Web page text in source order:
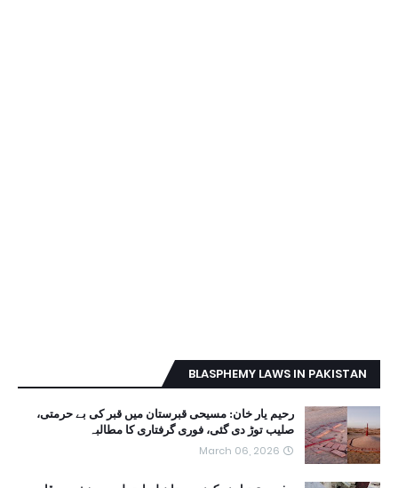
BLASPHEMY LAWS IN PAKISTAN
رحیم یار خان: مسیحی قبرستان میں قبر کی بے حرمتی،
صلیب توڑ دی گئی، فوری گرفتاری کا مطالبہ
March 06, 2026